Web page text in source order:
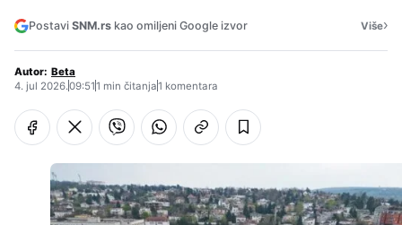
Postavi SNM.rs kao omiljeni Google izvor Više›
Autor: Beta
4. jul 2026.09:511 min čitanja1 komentara